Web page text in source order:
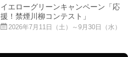
イエローグリーンキャンペーン「応
援！禁煙川柳コンテスト」
2026年7月11日（土）～9月30日（水）